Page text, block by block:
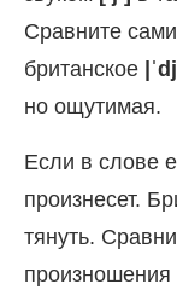
Сравните
британское
но ощутимая.
Если в слове
произнесет.
тянуть.
произношения